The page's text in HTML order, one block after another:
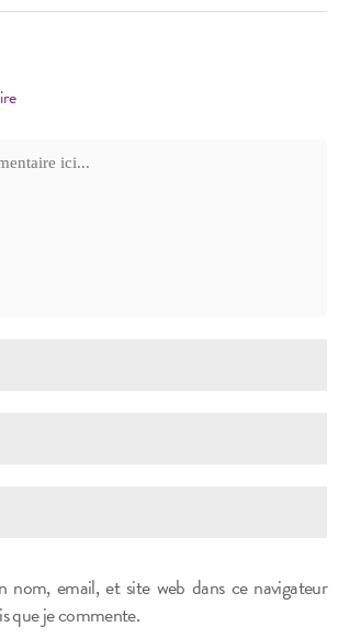
nom, email, et site web dans ce navigateur
que je commente.